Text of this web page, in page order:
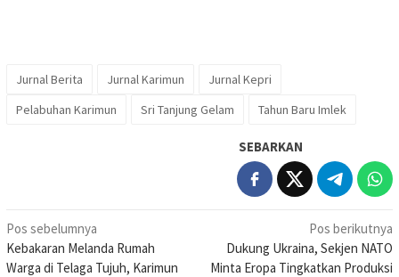
Jurnal Berita Jurnal Karimun
Jurnal Kepri
Pelabuhan Karimun
Sri Tanjung Gelam Tahun Baru Imlek
SEBARKAN
Navigasi
pos
Pos sebelumnya
Kebakaran Melanda Rumah
Warga di Telaga Tujuh, Karimun
Pos berikutnya
Dukung Ukraina, Sekjen NATO
Minta Eropa Tingkatkan Produksi